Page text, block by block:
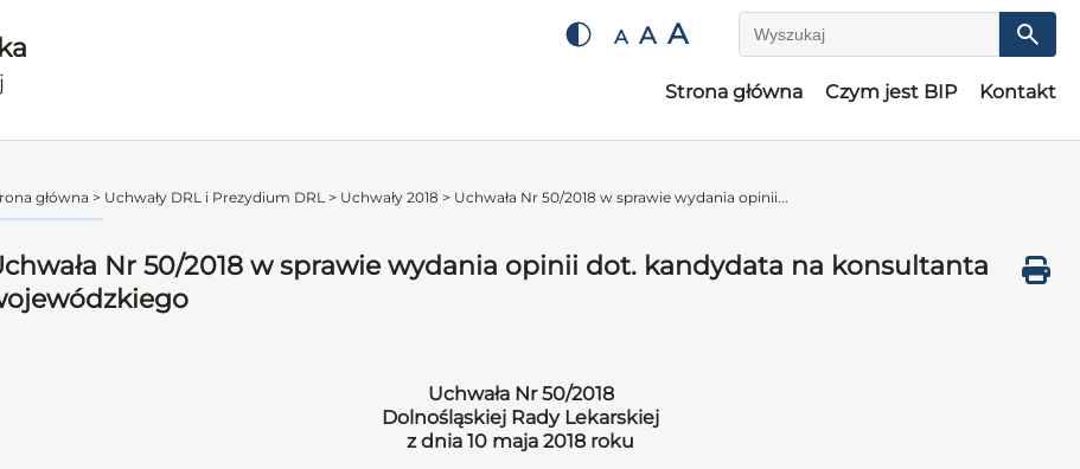
A A A Wyszukaj
Strona główna Czym jest BIP Kontakt
główna > Uchwały DRL i Prezydium DRL > Uchwały 2018 > Uchwała Nr 50/2018 w sprawie wydania opinii...
Nr 50/2018 w sprawie wydania opinii dot. kandydata na konsultanta
Uchwała Nr 50/2018
Dolnośląskiej Rady Lekarskiej
z dnia 10 maja 2018 roku